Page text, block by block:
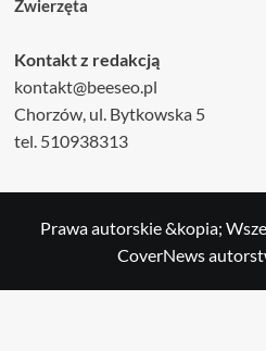
Zwierzęta
Kontakt z redakcją
kontakt@beeseo.pl
Chorzów, ul. Bytkowska 5
tel. 510938313
Prawa autorskie &kopia;
CoverNews